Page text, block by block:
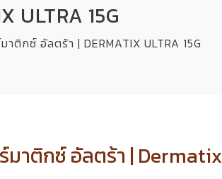
ULTRA 15G
ติกซ์ อัลตร้า | DERMATIX ULTRA 15G
มาติกซ์ อัลตร้า | Dermatix